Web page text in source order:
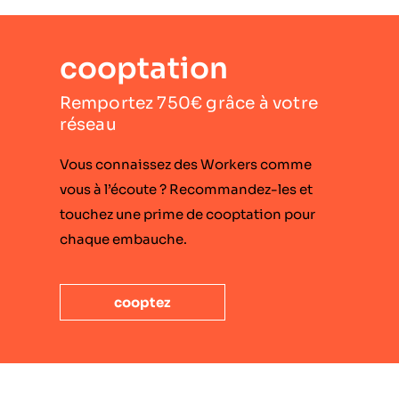
cooptation
Remportez 750€ grâce à votre
réseau
Vous connaissez des Workers comme
vous à l’écoute ? Recommandez-les et
touchez une prime de cooptation pour
chaque embauche.
cooptez